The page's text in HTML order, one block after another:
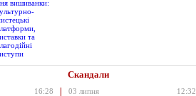
Скандали
16:28
03 липня
12:32